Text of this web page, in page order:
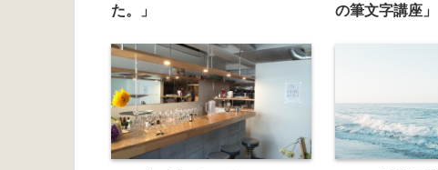
た。」
の筆文字講座」